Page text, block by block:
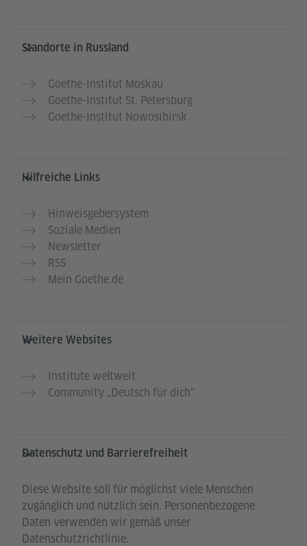
Service- und Informationsbereich
Standorte in Russland
Goethe-Institut Moskau
Goethe-Institut St. Petersburg
Goethe-Institut Nowosibirsk
Hilfreiche Links
Hinweisgebersystem
Soziale Medien
Newsletter
RSS
Mein Goethe.de
Weitere Websites
Institute weltweit
Community „Deutsch für dich“
Datenschutz und Barrierefreiheit
Diese Website soll für möglichst viele Menschen
zugänglich und nützlich sein. Personenbezogene
Daten verwenden wir gemäß unser
Datenschutzrichtlinie.